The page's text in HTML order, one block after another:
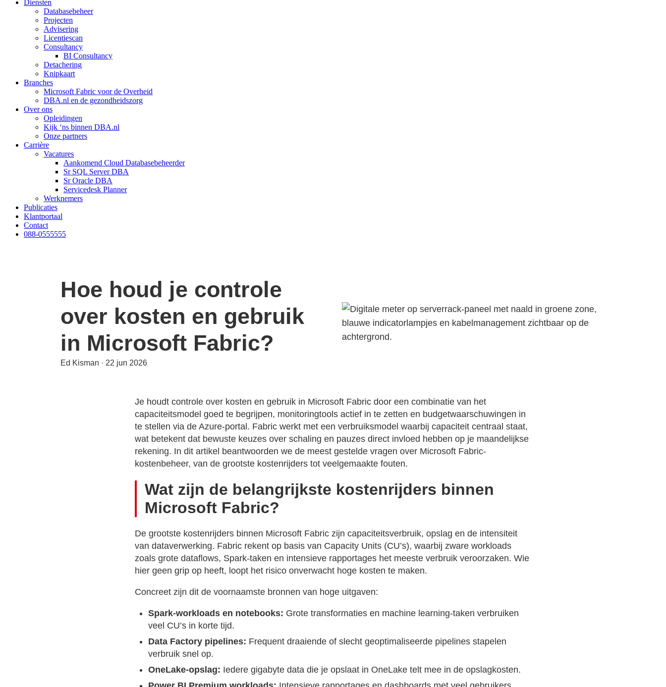
Diensten
Databasebeheer
Projecten
Advisering
Licentiescan
Consultancy
BI Consultancy
Detachering
Knipkaart
Branches
Microsoft Fabric voor de Overheid
DBA.nl en de gezondheidszorg
Over ons
Opleidingen
Kijk ‘ns binnen DBA.nl
Onze partners
Carrière
Vacatures
Aankomend Cloud Databasebeheerder
Sr SQL Server DBA
Sr Oracle DBA
Servicedesk Planner
Werknemers
Publicaties
Klantportaal
Contact
088-0555555
Hoe houd je controle
over kosten en gebruik
in Microsoft Fabric?
Ed Kisman · 22 jun 2026
Je houdt controle over kosten en gebruik in Microsoft Fabric door een combinatie van het
capaciteitsmodel goed te begrijpen, monitoringtools actief in te zetten en budgetwaarschuwingen in
te stellen via de Azure-portal. Fabric werkt met een verbruiksmodel waarbij capaciteit centraal staat,
wat betekent dat bewuste keuzes over schaling en pauzes direct invloed hebben op je maandelijkse
rekening. In dit artikel beantwoorden we de meest gestelde vragen over Microsoft Fabric-
kostenbeheer, van de grootste kostenrijders tot veelgemaakte fouten.
Wat zijn de belangrijkste kostenrijders binnen
Microsoft Fabric?
De grootste kostenrijders binnen Microsoft Fabric zijn capaciteitsverbruik, opslag en de intensiteit
van dataverwerking. Fabric rekent op basis van Capacity Units (CU’s), waarbij zware workloads
zoals grote dataflows, Spark-taken en intensieve rapportages het meeste verbruik veroorzaken. Wie
hier geen grip op heeft, loopt het risico onverwacht hoge kosten te maken.
Concreet zijn dit de voornaamste bronnen van hoge uitgaven:
Spark-workloads en notebooks: Grote transformaties en machine learning-taken verbruiken
veel CU’s in korte tijd.
Data Factory pipelines: Frequent draaiende of slecht geoptimaliseerde pipelines stapelen
verbruik snel op.
OneLake-opslag: Iedere gigabyte data die je opslaat in OneLake telt mee in de opslagkosten.